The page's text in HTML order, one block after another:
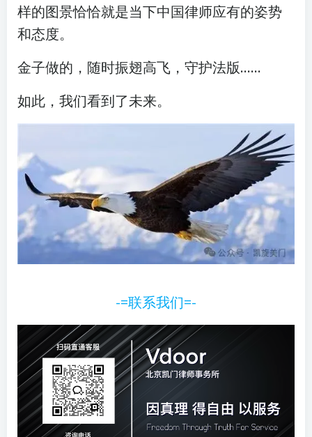
样的图景恰恰就是当下中国律师应有的姿势
和态度。
金子做的，随时振翅高飞，守护法版……
如此，我们看到了未来。
-=联系我们=-